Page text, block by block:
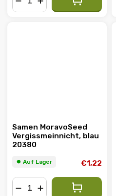
Samen MoravoSeed
Vergissmeinnicht, blau
20380
⏺︎ Auf Lager €1,22